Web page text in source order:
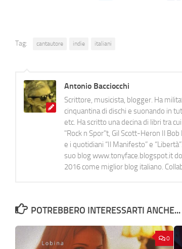
Tag: cantautore indie italiani
Antonio Bacciocchi
Scrittore, musicista, blogger. Ha
cinquantina di dischi e suonando in
etc. Ha scritto una decina di libri tra
"Rock n Spor"t, Gil Scott-Heron Il
e i quotidiani “Il Manifesto” e
suo blog www.tonyface.blogspot.it
2016 come miglior blog italiano.
POTREBBERO INTERESSARTI ANCHE...
0